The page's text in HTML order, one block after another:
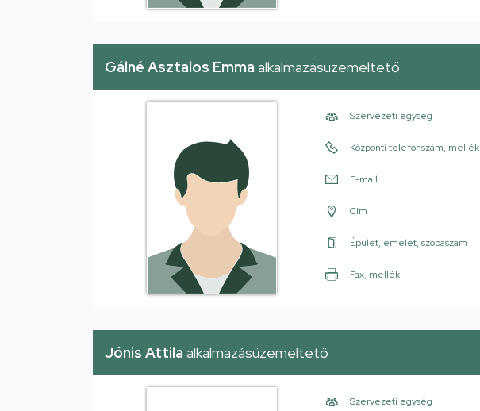
Gálné Asztalos Emma alkalmazásüzemeltető
Szervezeti egység
Központi telefonszám, mellék
E-mail
Cím
Épület, emelet, szobaszám
Fax, mellék
Jónis Attila alkalmazásüzemeltető
Szervezeti egység